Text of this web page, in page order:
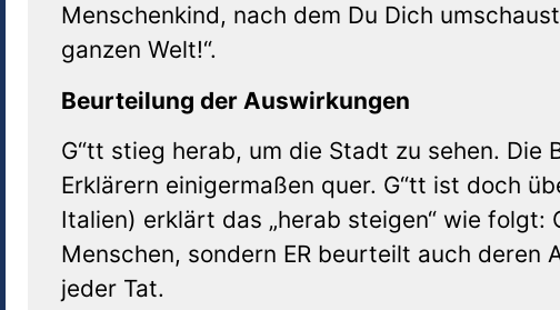
Menschenkind, nach dem Du Dich
ganzen Welt!“.
Beurteilung der Auswirkungen
G“tt stieg herab, um die Stadt zu sehen. Die
Erklärern einigermaßen quer. G“tt ist doch
Italien) erklärt das „herab steigen“ wie
Menschen, sondern ER beurteilt auch deren
jeder Tat.